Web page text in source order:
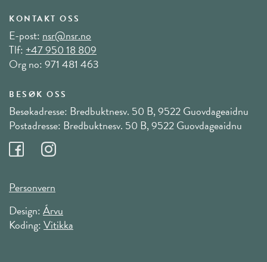
KONTAKT OSS
E-post:nsr@nsr.no
Tlf:+47 950 18 809
Org no: 971 481 463
BESØK OSS
Besøkadresse: Bredbuktnesv. 50 B, 9522 Guovdageaidnu
Postadresse: Bredbuktnesv. 50 B, 9522 Guovdageaidnu
Personvern
Design:Árvu
Koding:Vitikka